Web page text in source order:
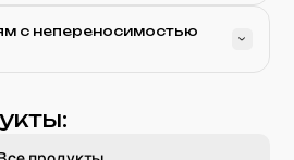
с непереносимостью